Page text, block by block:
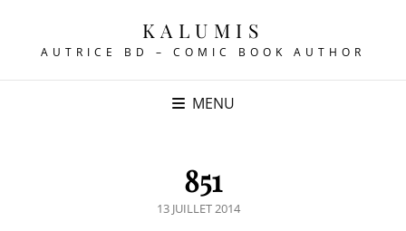
KALUMIS
AUTRICE BD – COMIC BOOK AUTHOR
MENU
851
POSTED
13 JUILLET 2014